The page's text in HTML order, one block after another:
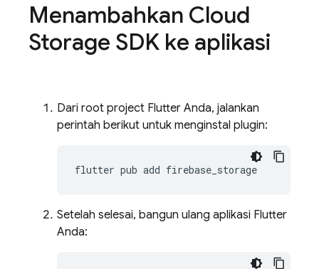
Menambahkan Cloud
Storage SDK ke aplikasi
Dari root project Flutter Anda, jalankan
perintah berikut untuk menginstal plugin:
flutter pub add
Setelah selesai, bangun ulang aplikasi Flutter
Anda: